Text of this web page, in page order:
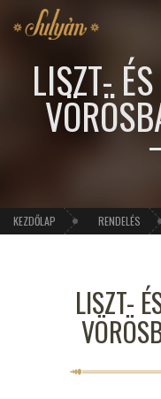
LISZT-
KEZDŐLAP RENDELÉS
LISZT-